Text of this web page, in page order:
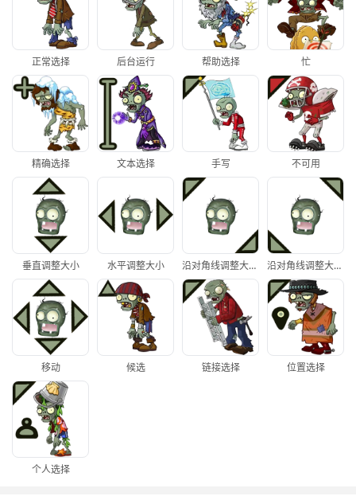
正常选择 后台运行 帮助选择 忙
精确选择 文本选择 手写 不可用
垂直调整大小 水平调整大小 沿对角线调整大小1 沿对角线调整大小2
移动 候选 链接选择 位置选择
个人选择